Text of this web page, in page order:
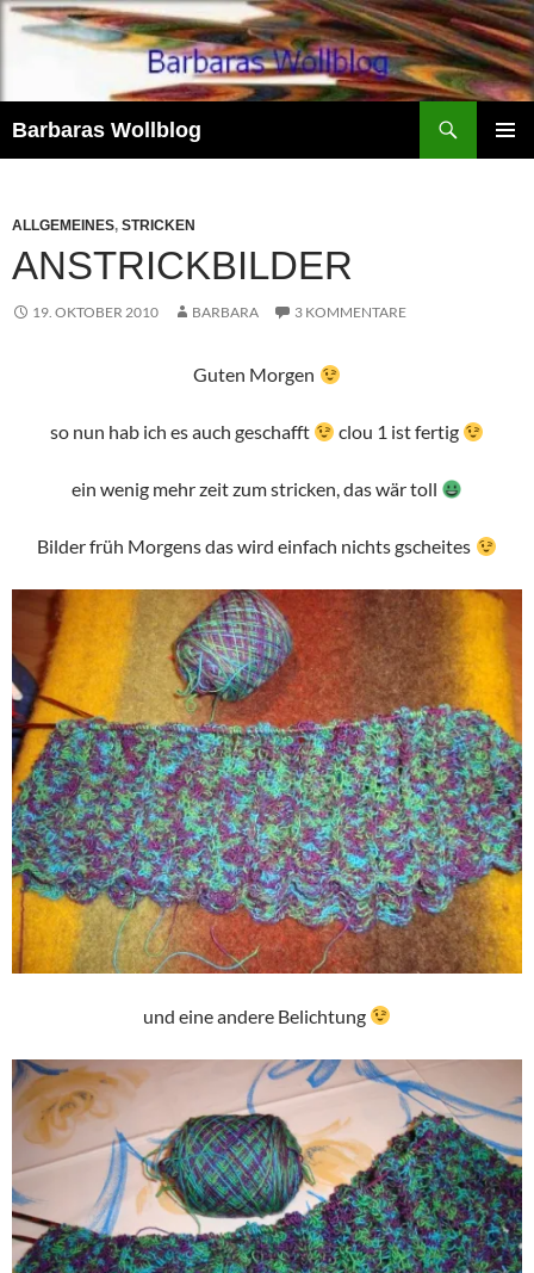
Zum
Inhalt
Barbaras Wollblog
ALLGEMEINES, STRICKEN
ANSTRICKBILDER
19. OKTOBER 2010 BARBARA 3 KOMMENTARE
Guten Morgen
so nun hab ich es auch geschafft clou 1 ist fertig
ein wenig mehr zeit zum stricken, das wär toll
Bilder früh Morgens das wird einfach nichts gscheites
und eine andere Belichtung